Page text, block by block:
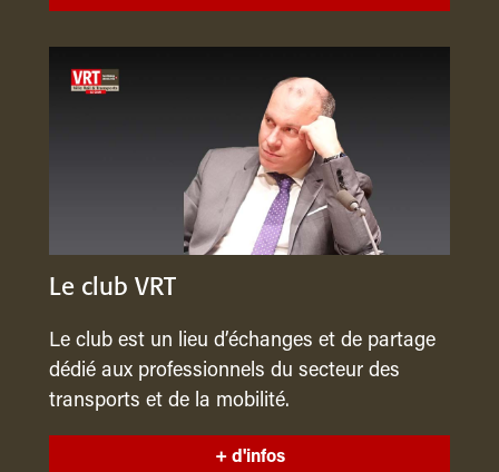
Le club VRT
Le club est un lieu d’échanges et de partage
dédié aux professionnels du secteur des
transports et de la mobilité.
+ d'infos